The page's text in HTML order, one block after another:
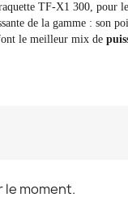
TF-X1 300, pour
de la gamme : son
le meilleur mix de
le moment.